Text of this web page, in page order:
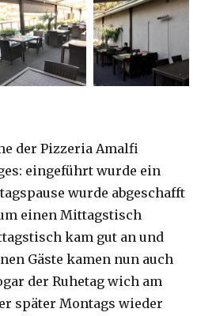
der Pizzeria Amalfi
eingeführt wurde ein
wurde abgeschafft
einen Mittagstisch
kam gut an und
Gäste kamen nun auch
der Ruhetag wich am
später Montags wieder